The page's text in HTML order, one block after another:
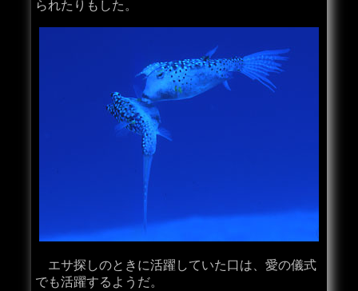
られたりもした。
エサ探しのときに活躍していた口は、愛の儀式
でも活躍するようだ。